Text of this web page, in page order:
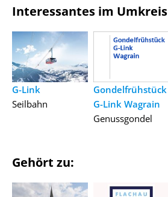
Interessantes im Umkreis
G-Link
Seilbahn
Gondelfrühstück
G-Link Wagrain
Genussgondel
Gehört zu: